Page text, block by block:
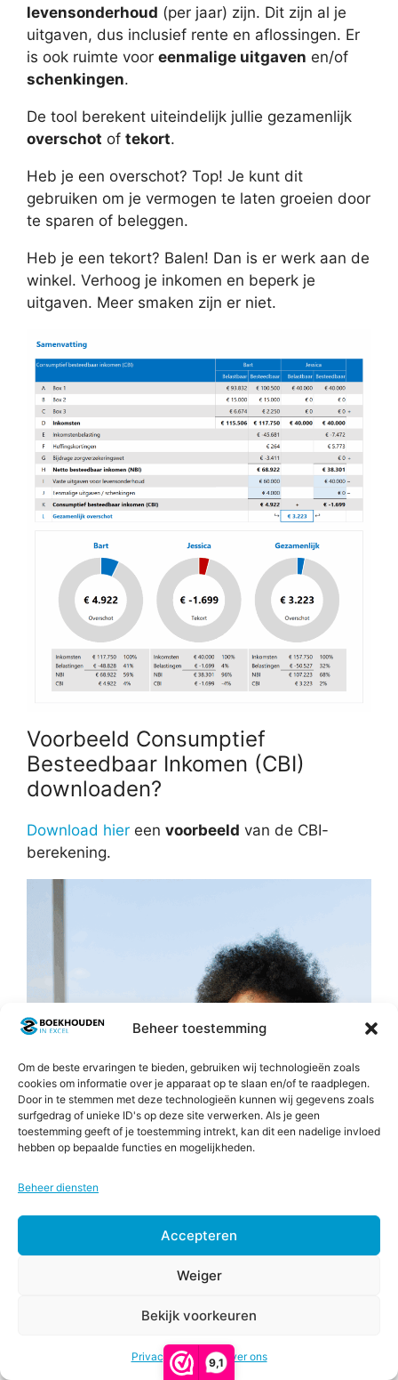
Beheer toestemming
Om de beste ervaringen te bieden, gebruiken wij technologieën zoals
cookies om informatie over je apparaat op te slaan en/of te raadplegen.
Door in te stemmen met deze technologieën kunnen wij gegevens zoals
surfgedrag of unieke ID's op deze site verwerken. Als je geen
toestemming geeft of je toestemming intrekt, kan dit een nadelige invloed
hebben op bepaalde functies en mogelijkheden.
Beheer diensten
Accepteren
Weiger
Bekijk voorkeuren
Privacy & CookiesOver ons
9,1
levensonderhoud (per jaar) zijn. Dit zijn al je
uitgaven, dus inclusief rente en aflossingen. Er
is ook ruimte voor eenmalige uitgaven en/of
schenkingen.
De tool berekent uiteindelijk jullie gezamenlijk
overschot of tekort.
Heb je een overschot? Top! Je kunt dit
gebruiken om je vermogen te laten groeien door
te sparen of beleggen.
Heb je een tekort? Balen! Dan is er werk aan de
winkel. Verhoog je inkomen en beperk je
uitgaven. Meer smaken zijn er niet.
Voorbeeld Consumptief
Besteedbaar Inkomen (CBI)
downloaden?
Download hier een voorbeeld van de CBI-
berekening.
€57,00
€87,00
€57,00